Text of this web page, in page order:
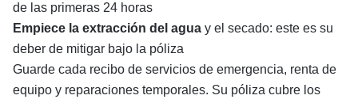
de las primeras 24 horas
Empiece la extracción del agua y el secado: este es su
deber de mitigar bajo la póliza
Guarde cada recibo de servicios de emergencia, renta de
equipo y reparaciones temporales. Su póliza cubre los